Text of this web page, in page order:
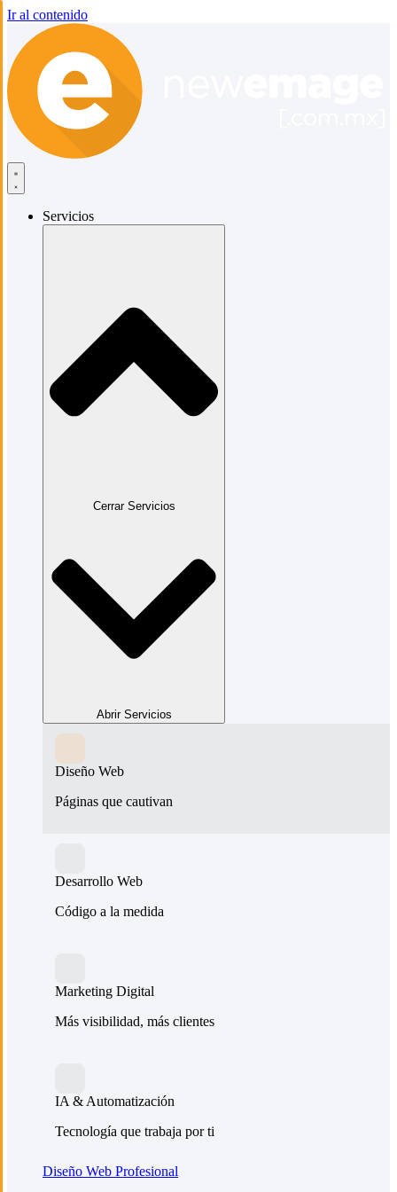
Ir al contenido
Servicios
Cerrar Servicios
Abrir Servicios
Diseño Web
Páginas que cautivan
Desarrollo Web
Código a la medida
Marketing Digital
Más visibilidad, más clientes
IA & Automatización
Tecnología que trabaja por ti
Diseño Web Profesional